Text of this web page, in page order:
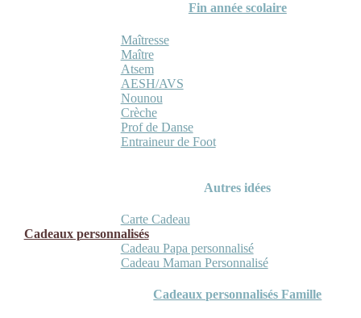
Fin année scolaire
Maîtresse
Maître
Atsem
AESH/AVS
Nounou
Crèche
Prof de Danse
Entraineur de Foot
Autres idées
Carte Cadeau
Cadeaux personnalisés
Cadeau Papa personnalisé
Cadeau Maman Personnalisé
Cadeaux personnalisés Famille